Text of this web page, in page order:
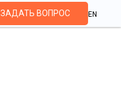
ЗАДАТЬ ВОПРОС EN